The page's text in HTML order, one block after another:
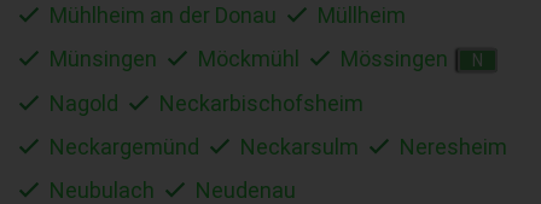
Mühlheim an der Donau
Müllheim
Münsingen
Möckmühl Mössingen N
Nagold
Neckarbischofsheim
Neckargemünd
Neckarsulm
Neresheim
Neubulach
Neudenau